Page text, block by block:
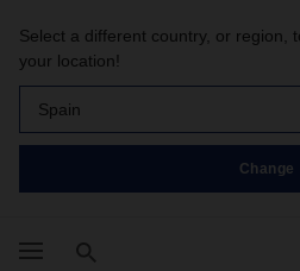
Select a different country, or region,
your location!
Spain
Change